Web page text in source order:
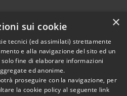
Copyright © 2026 • Comune di
×
sui cookie
tecnici (ed assimilati) strettamente
e alla navigazione del sito ed un
fine di elaborare informazioni
ed anonime.
proseguire con la navigazione, per
la cookie policy al seguente link